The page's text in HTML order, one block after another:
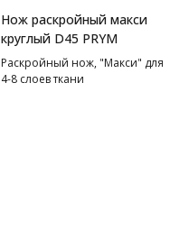
Нож раскройный макси
круглый D45 PRYM
Раскройный нож, "Макси" для
4-8 слоев ткани